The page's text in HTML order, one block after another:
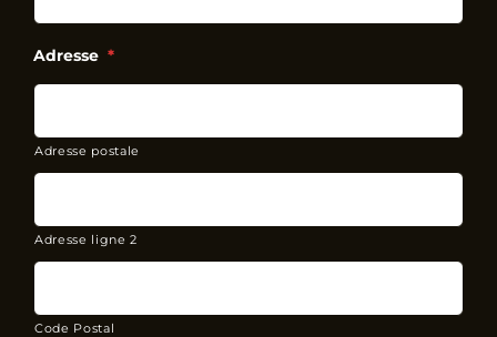
Adresse *
Adresse postale
Adresse ligne 2
Code Postal